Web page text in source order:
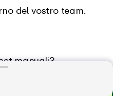
8 ore per creare
del vostro team.
manuali?
tempo